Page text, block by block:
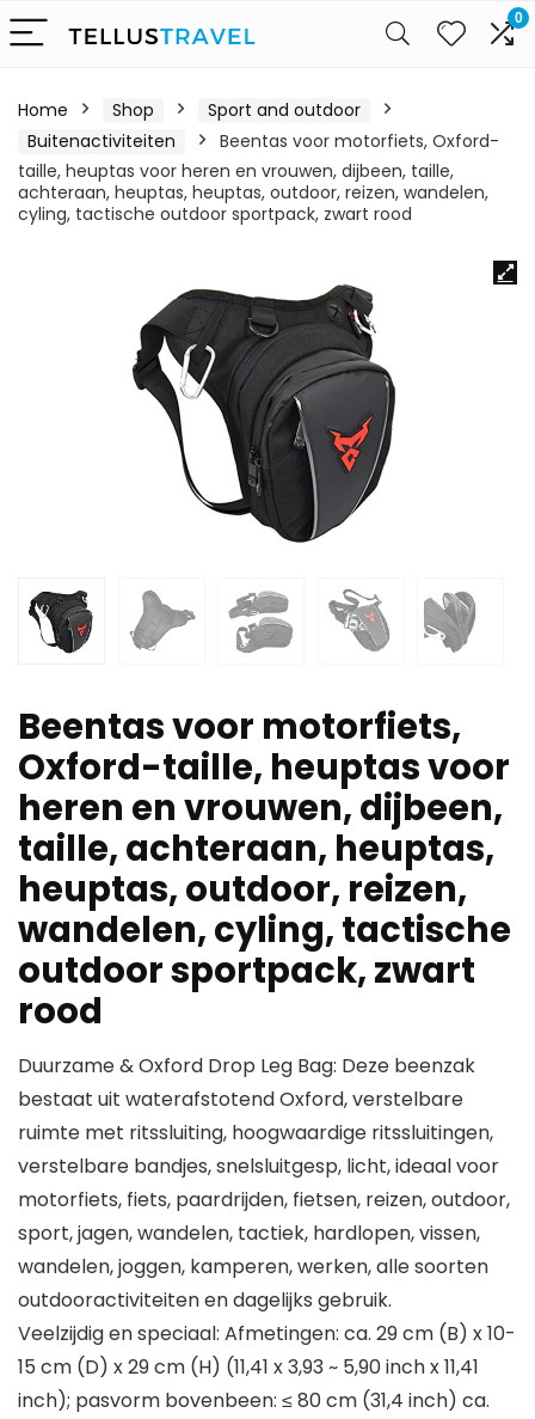
0
Home Shop
Sport and outdoor
Buitenactiviteiten
Beentas voor motorfiets, Oxford-
taille, heuptas voor heren en vrouwen, dijbeen, taille,
achteraan, heuptas, heuptas, outdoor, reizen, wandelen,
cyling, tactische outdoor sportpack, zwart rood
Beentas voor motorfiets,
Oxford-taille, heuptas voor
heren en vrouwen, dijbeen,
taille, achteraan, heuptas,
heuptas, outdoor, reizen,
wandelen, cyling, tactische
outdoor sportpack, zwart
rood
Duurzame & Oxford Drop Leg Bag: Deze beenzak
bestaat uit waterafstotend Oxford, verstelbare
ruimte met ritssluiting, hoogwaardige ritssluitingen,
verstelbare bandjes, snelsluitgesp, licht, ideaal voor
motorfiets, fiets, paardrijden, fietsen, reizen, outdoor,
sport, jagen, wandelen, tactiek, hardlopen, vissen,
wandelen, joggen, kamperen, werken, alle soorten
outdooractiviteiten en dagelijks gebruik.
Veelzijdig en speciaal: Afmetingen: ca. 29 cm (B) x 10-
15 cm (D) x 29 cm (H) (11,41 x 3,93 ~ 5,90 inch x 11,41
inch); pasvorm bovenbeen: ≤ 80 cm (31,4 inch) ca.